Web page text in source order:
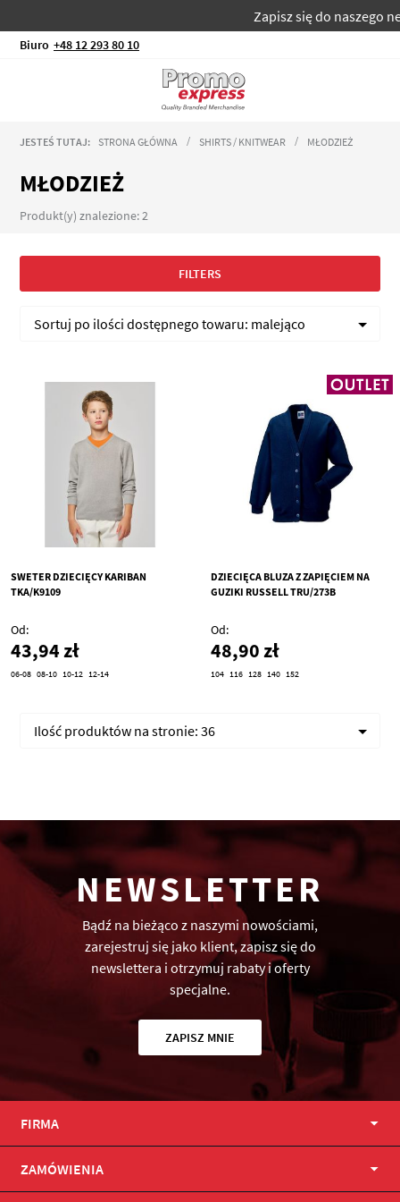
Zapisz się do naszego
Biuro +48 12 293 80 10
JESTEŚ TUTAJ: STRONA GŁÓWNA SHIRTS / KNITWEAR MŁODZIEŻ
MŁODZIEŻ
Produkt(y) znalezione: 2
FILTERS
Sortuj po ilości dostępnego towaru: malejąco
SWETER DZIECIĘCY KARIBAN
TKA/K9109
Od
43,94 zł
06-08 08-10 10-12 12-14
DZIECIĘCA BLUZA Z ZAPIĘCIEM NA
GUZIKI RUSSELL TRU/273B
Od
48,90 zł
104 116 128 140 152
Ilość produktów na stronie: 36
NEWSLETTER
Bądź na bieżąco z naszymi nowościami,
zarejestruj się jako klient, zapisz się do
newslettera i otrzymuj rabaty i oferty
specjalne.
ZAPISZ MNIE
FIRMA
ZAMÓWIENIA